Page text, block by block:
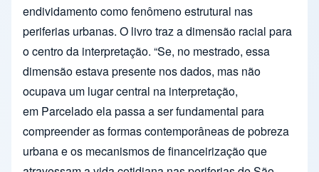
endividamento como fenômeno estrutural nas
periferias urbanas. O livro traz a dimensão racial para
o centro da interpretação. “Se, no mestrado, essa
dimensão estava presente nos dados, mas não
ocupava um lugar central na interpretação,
em Parcelado ela passa a ser fundamental para
compreender as formas contemporâneas de pobreza
urbana e os mecanismos de financeirização que